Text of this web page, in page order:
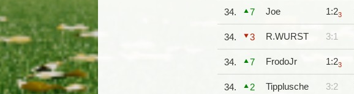
34. 7 Joe 1:23
34. 3 R.WURST 3:1
34. 7 FrodoJr 1:23
34. 2 Tipplusche 3:2